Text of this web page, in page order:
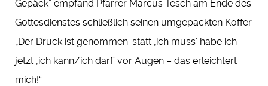
Gepäck“ empfand Pfarrer Marcus Tesch am Ende des
Gottesdienstes schließlich seinen umgepackten Koffer.
„Der Druck ist genommen: statt ‚ich muss’ habe ich
jetzt ‚ich kann/ich darf’ vor Augen – das erleichtert
mich!“